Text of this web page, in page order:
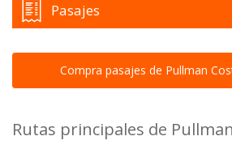
Pasajes
Compra pasajes de Pullman
Rutas principales de